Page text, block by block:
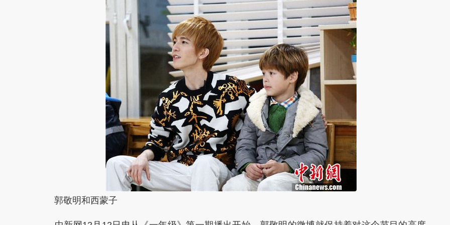
郭敬明和西蒙子